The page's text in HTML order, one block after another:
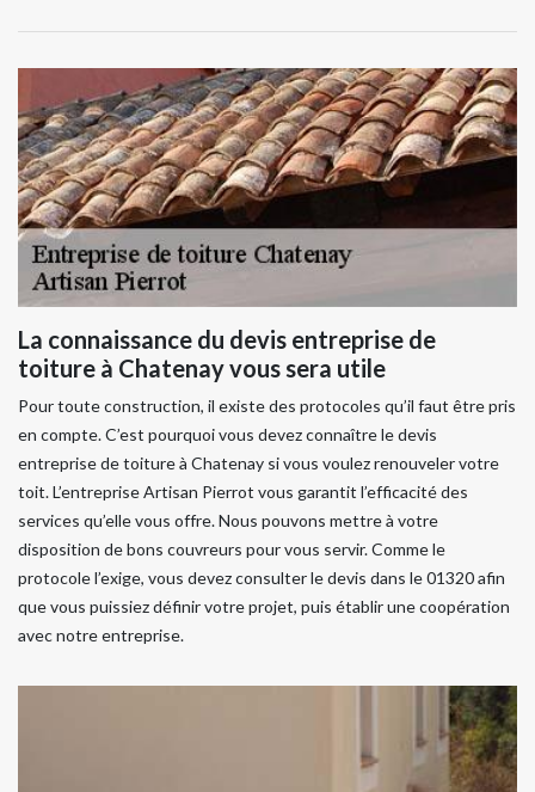
La connaissance du devis entreprise de
toiture à Chatenay vous sera utile
Pour toute construction, il existe des protocoles qu’il faut être pris
en compte. C’est pourquoi vous devez connaître le devis
entreprise de toiture à Chatenay si vous voulez renouveler votre
toit. L’entreprise Artisan Pierrot vous garantit l’efficacité des
services qu’elle vous offre. Nous pouvons mettre à votre
disposition de bons couvreurs pour vous servir. Comme le
protocole l’exige, vous devez consulter le devis dans le 01320 afin
que vous puissiez définir votre projet, puis établir une coopération
avec notre entreprise.